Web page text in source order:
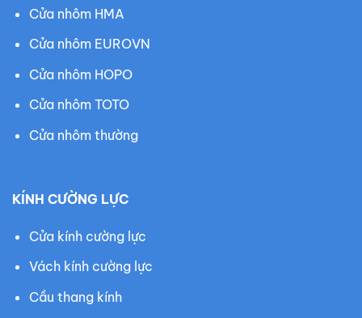
Cửa nhôm HMA
Cửa nhôm EUROVN
Cửa nhôm HOPO
Cửa nhôm TOTO
Cửa nhôm thường
KÍNH CƯỜNG LỰC
Cửa kính cường lực
Vách kính cường lực
Cầu thang kính